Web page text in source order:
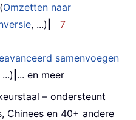
(Omzetten naar
, ...)
7
samenvoegen
...) ... en meer
– ondersteunt
Chinees en 40+ andere